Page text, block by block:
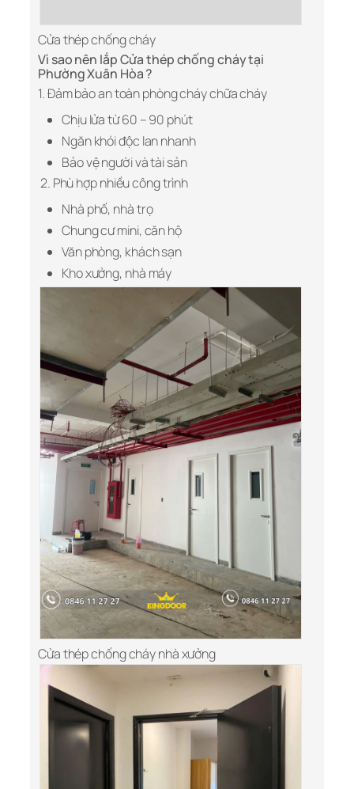
Cửa thép chống cháy
Vì sao nên lắp Cửa thép chống cháy tại
Phường Xuân Hòa ?
1. Đảm bảo an toàn phòng cháy chữa cháy
Chịu lửa từ 60 – 90 phút
Ngăn khói độc lan nhanh
Bảo vệ người và tài sản
2. Phù hợp nhiều công trình
Nhà phố, nhà trọ
Chung cư mini, căn hộ
Văn phòng, khách sạn
Kho xưởng, nhà máy
Cửa thép chống cháy nhà xưởng